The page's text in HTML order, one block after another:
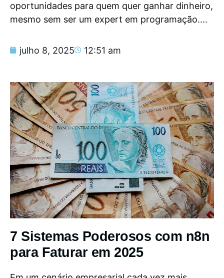
oportunidades para quem quer ganhar dinheiro,
mesmo sem ser um expert em programação....
julho 8, 2025 12:51 am
7 Sistemas Poderosos com n8n
para Faturar em 2025